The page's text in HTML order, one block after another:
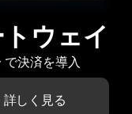
ウェイ
決済を導入
詳しく見る